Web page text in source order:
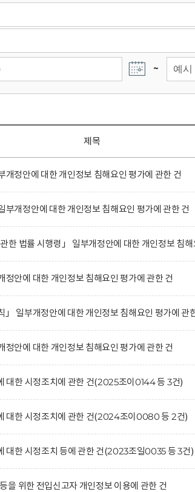
~
제목
개정안에 대한 개인정보 침해요인 평가에 관한 건
부개정안에 대한 개인정보 침해요인 평가에 관한 건
한 법률 시행령」 일부개정안에 대한 개인정보 침
정안에 대한 개인정보 침해요인 평가에 관한 건
」 일부개정안에 대한 개인정보 침해요인 평가에 관
정안에 대한 개인정보 침해요인 평가에 관한 건
대한 시정조치에 관한 건(2025조이0144 등 3건)
대한 시정조치에 관한 건(2024조이0080 등 2건)
대한 시정조치 등에 관한 건(2023조일0035 등 3건)
을 위한 전입신고자 개인정보 이용에 관한 건